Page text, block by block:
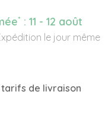
* : 11 - 12 août
le jour même
tarifs de livraison